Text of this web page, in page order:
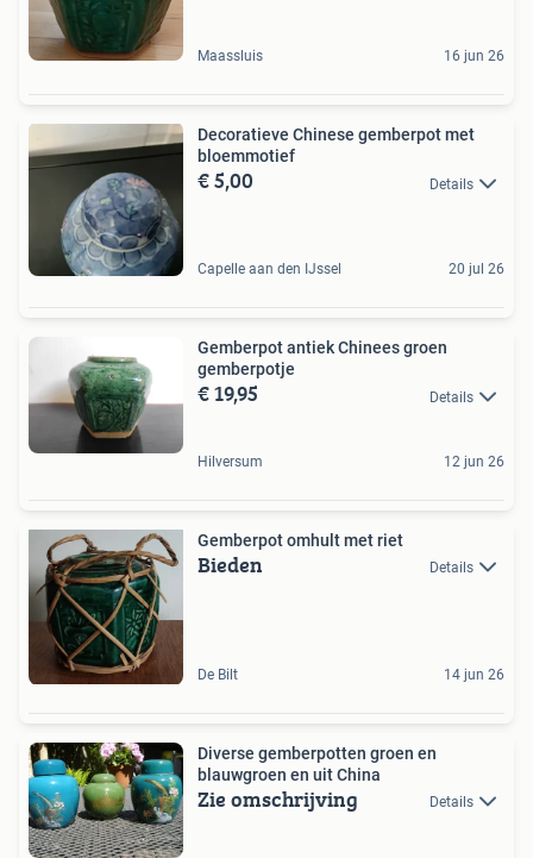
Maassluis 16 jun 26
Decoratieve Chinese gemberpot met
bloemmotief
€ 5,00 Details
Capelle aan den IJssel 20 jul 26
Gemberpot antiek Chinees groen
gemberpotje
€ 19,95 Details
Hilversum 12 jun 26
Gemberpot omhult met riet
Bieden Details
De Bilt 14 jun 26
Diverse gemberpotten groen en
blauwgroen en uit China
Zie omschrijving Details